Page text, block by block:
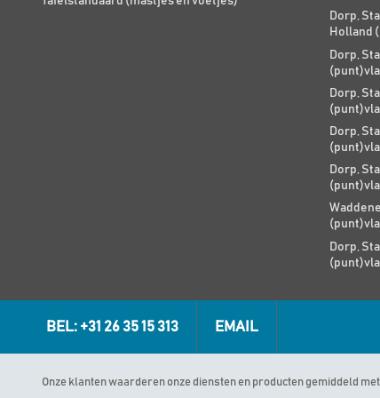
Dorp,
Holland
Dorp,
Dorp,
Dorp,
Dorp,
Dorp,
BEL: +31 26 35 15 313 EMAIL
Onze klanten waarderen onze diensten en producten gemiddeld